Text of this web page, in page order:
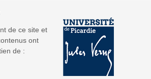
de ce site et
ont
de :